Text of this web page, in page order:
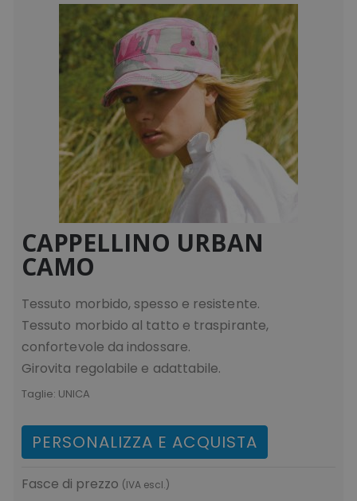
CAPPELLINO URBAN
CAMO
Tessuto morbido, spesso e resistente.
Tessuto morbido al tatto e traspirante,
confortevole da indossare.
Girovita regolabile e adattabile.
Taglie: UNICA
PERSONALIZZA E ACQUISTA
Fasce di prezzo (IVA escl.)
form_key
Adobe Inc.
mage-cache-storage-section-
invalidation